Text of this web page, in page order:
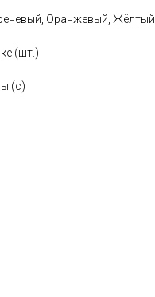
Оранжевый, Жёлтый
(шт.)
(с)